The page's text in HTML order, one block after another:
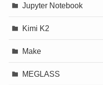
Jupyter Notebook
Kimi K2
Make
MEGLASS